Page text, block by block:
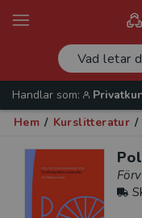
Handlar som:
Hem / Kurslitteratur /